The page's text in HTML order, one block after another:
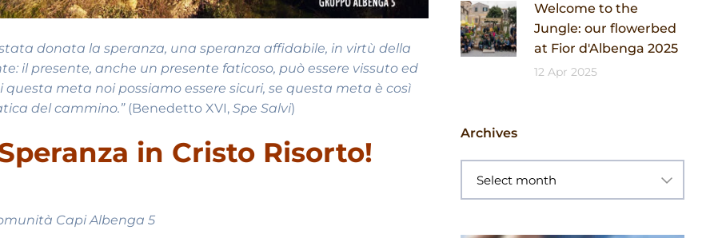
donata la speranza, una speranza affidabile, in virtù della
il presente, anche un presente faticoso, può essere vissuto ed
meta noi possiamo essere sicuri, se questa meta è così
del cammino.” (Benedetto XVI, Spe Salvi)
in Cristo Risorto!
Capi Albenga 5
Welcome to the
Jungle: our flowerbed
at Fior d'Albenga 2025
12 Apr 2025
Archives